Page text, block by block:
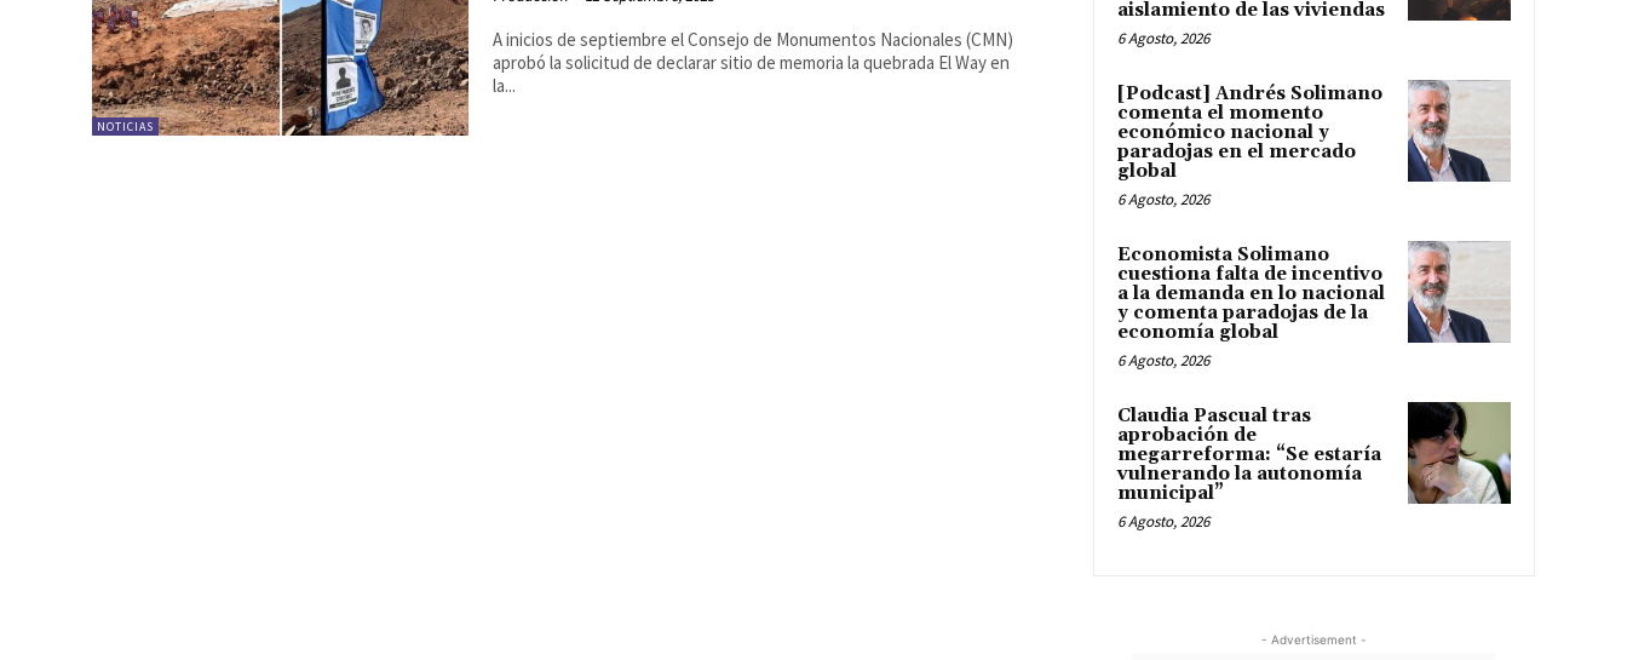
NOTICIAS
A inicios de septiembre el Consejo de Monumentos Nacionales (CMN)
aprobó la solicitud de declarar sitio de memoria la quebrada El Way en
la...
aislamiento de las viviendas
6 Agosto, 2026
[Podcast] Andrés Solimano
comenta el momento
económico nacional y
paradojas en el mercado
global
6 Agosto, 2026
Economista Solimano
cuestiona falta de incentivo
a la demanda en lo nacional
y comenta paradojas de la
economía global
6 Agosto, 2026
Claudia Pascual tras
aprobación de
megarreforma: “Se estaría
vulnerando la autonomía
municipal”
6 Agosto, 2026
- Advertisement -